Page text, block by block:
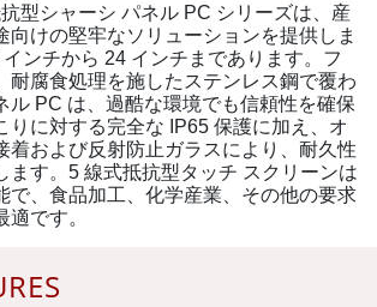
型シャーシ パネル PC シリーズは、産
向けの堅牢なソリューションを提供しま
ンチから 24 インチまであります。フ
耐腐食処理を施したステンレス鋼で覆わ
ル PC は、過酷な環境でも信頼性を確保
りに対する完全な IP65 保護に加え、オ
着および反射防止ガラスにより、耐久性
ます。5 線式抵抗型タッチ スクリーンは
で、食品加工、化学産業、その他の要求
です。